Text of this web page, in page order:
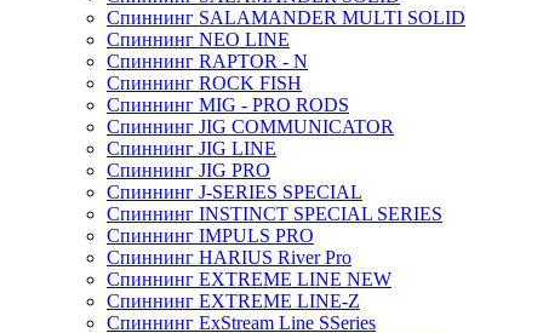
Спиннинг SALAMANDER MULTI SOLID
Спиннинг NEO LINE
Спиннинг RAPTOR - N
Спиннинг ROCK FISH
Спиннинг MIG - PRO RODS
Спиннинг JIG COMMUNICATOR
Спиннинг JIG LINE
Спиннинг JIG PRO
Спиннинг J-SERIES SPECIAL
Спиннинг INSTINCT SPECIAL SERIES
Спиннинг IMPULS PRO
Спиннинг HARIUS River Pro
Спиннинг EXTREME LINE NEW
Спиннинг EXTREME LINE-Z
Спиннинг ExStream Line SSeries